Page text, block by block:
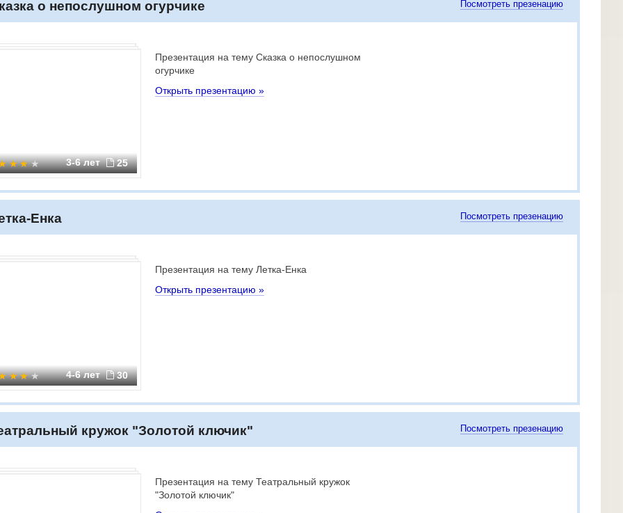
о непослушном огурчике Посмотреть презенацию
3-6 лет 25
Презентация на тему Сказка о непослушном
огурчике
Открыть презентацию »
Енка Посмотреть презенацию
4-6 лет 30
Презентация на тему Летка-Енка
Открыть презентацию »
кружок "Золотой ключик" Посмотреть презенацию
Презентация на тему Театральный кружок
"Золотой ключик"